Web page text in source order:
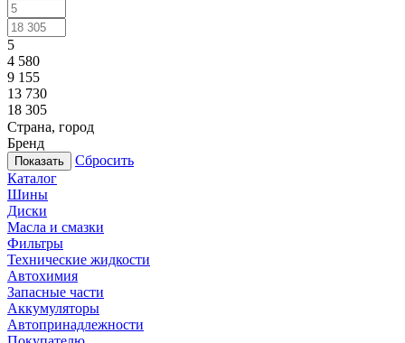
5
4 580
9 155
13 730
18 305
Страна, город
Бренд
Сбросить
Каталог
Шины
Диски
Масла и смазки
Фильтры
Технические жидкости
Автохимия
Запасные части
Аккумуляторы
Автопринадлежности